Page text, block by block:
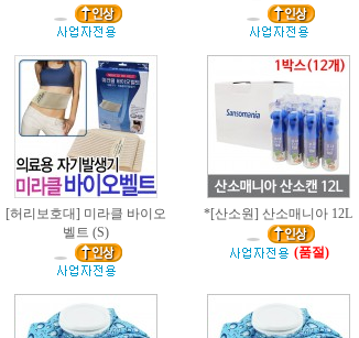
[허리보호대] 미라클 바이오
벨트 (S)
*[산소원] 산소매니아 12L
(품절)